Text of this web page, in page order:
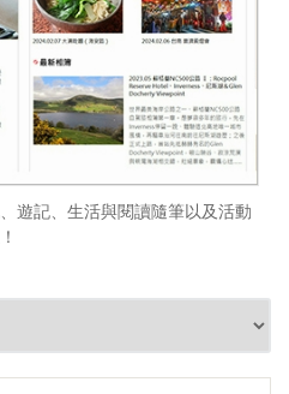
遊記、生活與閱讀隨筆以及活動